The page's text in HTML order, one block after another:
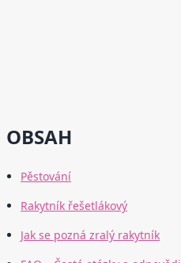
OBSAH
Pěstování
Rakytník řešetlákový
Jak se pozná zralý rakytník